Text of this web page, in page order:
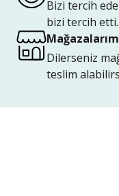
Bizi tercih
bizi tercih etti.
Dilerseniz
teslim